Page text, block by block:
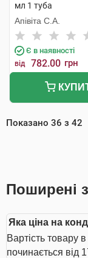
мл 1 туба
Апівіта С.А.
Є в наявності
від 782.00 грн
Показано 36 з 42
Поширені
Яка ціна на
Вартість товару
починається від